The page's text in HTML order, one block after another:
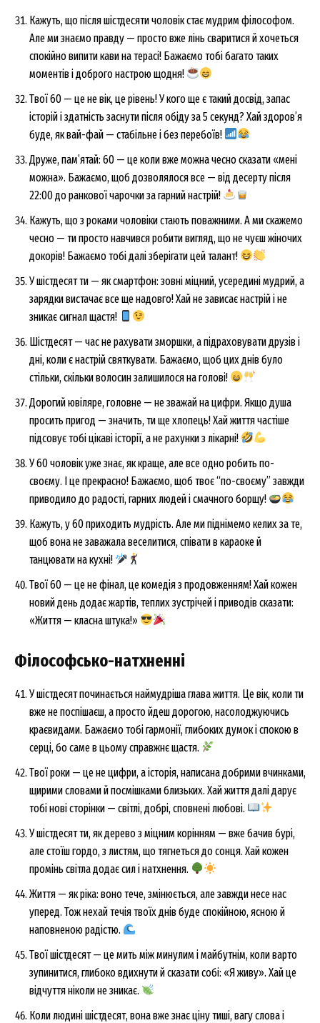
News Week
Magazine PRO
Company
About
Contact us
My account
Кажуть, що після шістдесяти чоловік стає мудрим філософом.
Але ми знаємо правду — просто вже лінь сваритися й хочеться
спокійно випити кави на терасі! Бажаємо тобі багато таких
моментів і доброго настрою щодня!
Твої 60 — це не вік, це рівень! У кого ще є такий досвід, запас
історій і здатність заснути після обіду за 5 секунд? Хай здоров’я
буде, як вай-фай — стабільне і без перебоїв!
Друже, пам’ятай: 60 — це коли вже можна чесно сказати «мені
можна». Бажаємо, щоб дозволялося все — від десерту після
22:00 до ранкової чарочки за гарний настрій!
Кажуть, що з роками чоловіки стають поважними. А ми скажемо
чесно — ти просто навчився робити вигляд, що не чуєш жіночих
докорів! Бажаємо тобі далі зберігати цей талант!
У шістдесят ти — як смартфон: зовні міцний, усередині мудрий, а
зарядки вистачає все ще надовго! Хай не зависає настрій і не
зникає сигнал щастя!
Шістдесят — час не рахувати зморшки, а підраховувати друзів і
дні, коли є настрій святкувати. Бажаємо, щоб цих днів було
стільки, скільки волосин залишилося на голові!
Дорогий ювіляре, головне — не зважай на цифри. Якщо душа
просить пригод — значить, ти ще хлопець! Хай життя частіше
підсовує тобі цікаві історії, а не рахунки з лікарні!
У 60 чоловік уже знає, як краще, але все одно робить по-
своєму. І це прекрасно! Бажаємо, щоб твоє “по-своєму” завжди
приводило до радості, гарних людей і смачного борщу!
Кажуть, у 60 приходить мудрість. Але ми піднімемо келих за те,
щоб вона не заважала веселитися, співати в караоке й
танцювати на кухні!
Твої 60 — це не фінал, це комедія з продовженням! Хай кожен
новий день додає жартів, теплих зустрічей і приводів сказати:
«Життя — класна штука!»
Філософсько-натхненні
У шістдесят починається наймудріша глава життя. Це вік, коли ти
вже не поспішаєш, а просто йдеш дорогою, насолоджуючись
краєвидами. Бажаємо тобі гармонії, глибоких думок і спокою в
серці, бо саме в цьому справжнє щастя.
Твої роки — це не цифри, а історія, написана добрими вчинками,
щирими словами й посмішками близьких. Хай життя далі дарує
тобі нові сторінки — світлі, добрі, сповнені любові.
У шістдесят ти, як дерево з міцним корінням — вже бачив бурі,
але стоїш гордо, з листям, що тягнеться до сонця. Хай кожен
промінь світла додає сил і натхнення.
Життя — як ріка: воно тече, змінюється, але завжди несе нас
уперед. Тож нехай течія твоїх днів буде спокійною, ясною й
наповненою радістю.
Твої шістдесят — це мить між минулим і майбутнім, коли варто
зупинитися, глибоко вдихнути й сказати собі: «Я живу». Хай це
відчуття ніколи не зникає.
Коли людині шістдесят, вона вже знає ціну тиші, вагу слова і